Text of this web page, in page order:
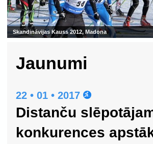
Skandināvijas Kauss 2012, Madona
Jaunumi
22 • 01 • 2017
Distanču
konkurences